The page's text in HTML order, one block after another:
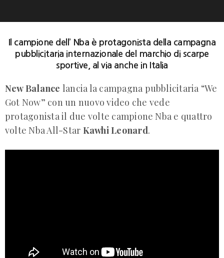
Il campione dell’ Nba è protagonista della campagna
pubblicitaria internazionale del marchio di scarpe
sportive, al via anche in Italia
New Balance lancia la campagna pubblicitaria “We
Got Now” con un nuovo video che vede
protagonista il due volte campione Nba e quattro
volte Nba All-Star Kawhi Leonard.